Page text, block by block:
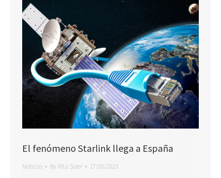
El fenómeno Starlink llega a España
Noticias By Rita Soler 17/08/2023